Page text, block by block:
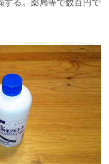
する。薬局等で数百円で